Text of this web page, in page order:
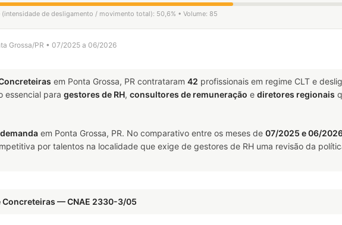
de desligamento / movimento total): 50,6% • Volume: 85
Grossa/PR • 07/2025 a 06/2026
em Ponta Grossa, PR contrataram 42 profissionais em regime CLT e
essencial para gestores de RH, consultores de remuneração e diretores regionais
em Ponta Grossa, PR. No comparativo entre os meses de 07/2025 e 06/
por talentos na localidade que exige de gestores de RH uma revisão da
Concreteiras — CNAE 2330-3/05